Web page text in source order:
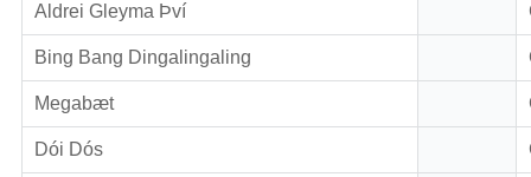
Aldrei Gleyma Því
Bing Bang Dingalingaling
Megabæt
Dói Dós